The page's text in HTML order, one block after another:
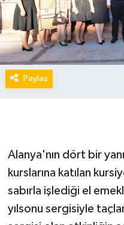
Paylaş
Alanya'nın dört bir
kurslarına katılan
sabırla işlediği el
yılsonu sergisiyle